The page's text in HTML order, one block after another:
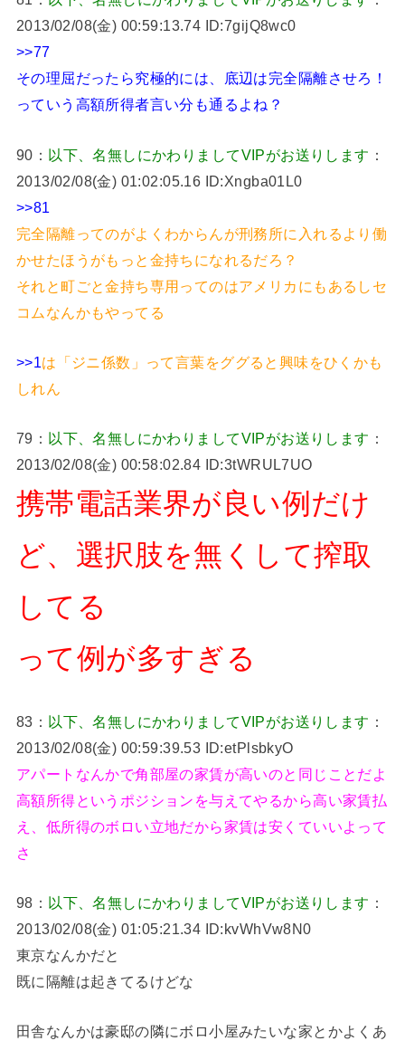
2013/02/08(金) 00:59:13.74 ID:7gijQ8wc0
>>77
その理屈だったら究極的には、底辺は完全隔離させろ！
っていう高額所得者言い分も通るよね？
90： 以下、名無しにかわりましてVIPがお送りします ：
2013/02/08(金) 01:02:05.16 ID:Xngba01L0
>>81
完全隔離ってのがよくわからんが刑務所に入れるより働
かせたほうがもっと金持ちになれるだろ？
それと町ごと金持ち専用ってのはアメリカにもあるしセ
コムなんかもやってる
>>1は「ジニ係数」って言葉をググると興味をひくかも
しれん
79： 以下、名無しにかわりましてVIPがお送りします ：
2013/02/08(金) 00:58:02.84 ID:3tWRUL7UO
携帯電話業界が良い例だけ
ど、選択肢を無くして搾取
してる
って例が多すぎる
83： 以下、名無しにかわりましてVIPがお送りします ：
2013/02/08(金) 00:59:39.53 ID:etPlsbkyO
アパートなんかで角部屋の家賃が高いのと同じことだよ
高額所得というポジションを与えてやるから高い家賃払
え、低所得のボロい立地だから家賃は安くていいよって
さ
98： 以下、名無しにかわりましてVIPがお送りします ：
2013/02/08(金) 01:05:21.34 ID:kvWhVw8N0
東京なんかだと
既に隔離は起きてるけどな
田舎なんかは豪邸の隣にボロ小屋みたいな家とかよくあ